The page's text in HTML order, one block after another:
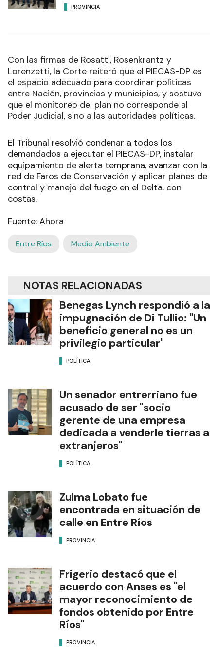
PROVINCIA
Con las firmas de Rosatti, Rosenkrantz y
Lorenzetti, la Corte reiteró que el PIECAS-DP es
el espacio adecuado para coordinar políticas
entre Nación, provincias y municipios, y sostuvo
que el monitoreo del plan no corresponde al
Poder Judicial, sino a las autoridades políticas.
El Tribunal resolvió condenar a todos los
demandados a ejecutar el PIECAS-DP, instalar
equipamiento de alerta temprana, avanzar con la
red de Faros de Conservación y aplicar planes de
control y manejo del fuego en el Delta, con
costas.
Fuente: Ahora
Entre Ríos Medio Ambiente
NOTAS RELACIONADAS
Benegas Lynch respondió a la
impugnación de Di Tullio: "Un
beneficio general no es un
privilegio particular"
POLÍTICA
Un senador entrerriano fue
acusado de ser "socio
gerente de una empresa
dedicada a venderle tierras a
extranjeros"
POLÍTICA
Zulma Lobato fue
encontrada en situación de
calle en Entre Ríos
PROVINCIA
Frigerio destacó que el
acuerdo con Anses es "el
mayor reconocimiento de
fondos obtenido por Entre
Ríos"
PROVINCIA